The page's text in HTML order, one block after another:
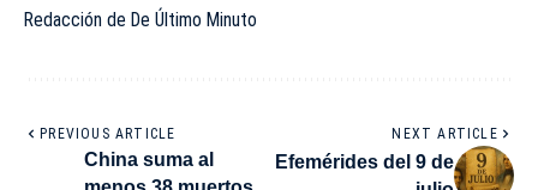
Redacción de De Último Minuto
PREVIOUS ARTICLE
China suma al
NEXT ARTICLE
Efemérides del 9 de